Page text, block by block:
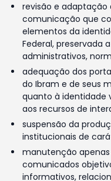
revisão e adaptação
comunicação que
elementos da
Federal, preservada
administrativos,
adequação dos
do Ibram e de seus
quanto à identidade
aos recursos de
suspensão da
institucionais de
manutenção
comunicados
informativos,